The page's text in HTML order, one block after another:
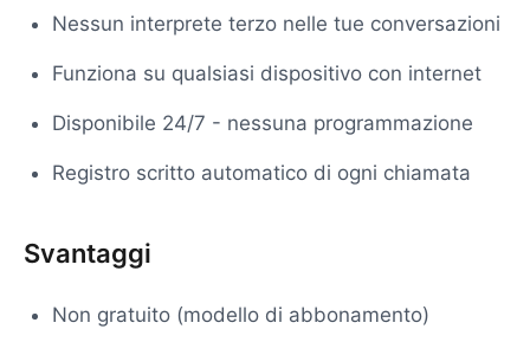
Nessun interprete terzo nelle tue conversazioni
Funziona su qualsiasi dispositivo con internet
Disponibile 24/7 - nessuna programmazione
Registro scritto automatico di ogni chiamata
Svantaggi
Non gratuito (modello di abbonamento)